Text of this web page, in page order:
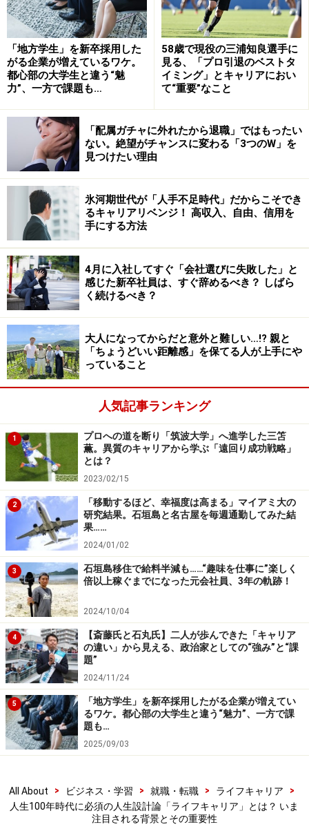
要なことのひとつであり、それについて考えたり、より
良いものにしていくために「キャリア」という言葉は使
われてきた。
しかし最近になってその「キャリア」は、「ライフ」と
いう別のキーワードも加わり「ライフキャリア」という
言葉として使われることも多くなった。
「ライフキャリア」は仕事だけでなく、家庭や趣味など
の日々の生活や、地域との関わり、ボランティアなど、
生涯にわたる役割や経験の積み重ねを示す言葉として使
われている。
「キャリア」は就職や転職といった働くことに関する場
面を連想させられるが、人生にはそれだけではなく進
学、結婚、離婚、子育て、地域活動、介護などさまざま
なライフイベントがあり、それらは単独ではなく並行し
ながら経験することになる。当然それによって「働き
方」や「職業」も変化することになるので、ライフキャ
リアは自分らしい人生を選択するためにそれらのライフ
イベントを総合的に捉えて生涯を通じた「生き方」を考
えるという意味合いを持つ。
ライフキャリアが重要となってきた時代背
景
「ライフキャリア」という考え方や概念が重要になって
きたのは、以下のような時代背景がある。
（1）生き方や働き方の多様化
大学を卒業したら就職し、その会社で定年まで働くとい
った以前のような画一的な人生モデルは存在しなくなっ
た。社会人にとって転職は当たり前になり、正社員だけ
でなくフリーランスや業務委託といった雇用形態も多様
化している。またコロナ禍をきっかけに会社員であって
も在宅で働けたり、パソコンがあれば地方にいながら東
京の会社で仕事をしたりできるようなワークスタイルも
可能になった。
ャリアを描きたいのかは、所属する会社や職種だけでは
なく、どのようなライフスタイルを送りたいのかなどを
「地方学生」を新卒採用した
がる企業が増えているワケ。
都心部の大学生と違う“魅
力”、一方で課題も…
58歳で現役の三浦知良選手に
見る、「プロ引退のベストタ
イミング」とキャリアにおい
て“重要”なこと
「配属ガチャに外れたから退職」ではもったい
ない。絶望がチャンスに変わる「3つのW」を
見つけたい理由
氷河期世代が「人手不足時代」だからこそでき
るキャリアリベンジ！ 高収入、自由、信用を
手にする方法
4月に入社してすぐ「会社選びに失敗した」と
感じた新卒社員は、すぐ辞めるべき？ しばら
く続けるべき？
大人になってからだと意外と難しい…!? 親と
「ちょうどいい距離感」を保てる人が上手にや
っていること
人気記事ランキング
1
プロへの道を断り「筑波大学」へ進学した三笘
薫。異質のキャリアから学ぶ「遠回り成功戦略」
とは？
2023/02/15
2
「移動するほど、幸福度は高まる」マイアミ大の
研究結果。石垣島と名古屋を毎週通勤してみた結
果……
2024/01/02
3
石垣島移住で給料半減も……“趣味を仕事に”楽しく
倍以上稼ぐまでになった元会社員、3年の軌跡！
2024/10/04
4
【斎藤氏と石丸氏】二人が歩んできた「キャリア
の違い」から見える、政治家としての“強み”と“課
題”
2024/11/24
5
「地方学生」を新卒採用したがる企業が増えてい
るワケ。都心部の大学生と違う“魅力”、一方で課
題も…
2025/09/03
All About > ビジネス・学習 > 就職・転職 > ライフキャリア
>
人生100年時代に必須の人生設計論「ライフキャリア」とは？ いま
注目される背景とその重要性